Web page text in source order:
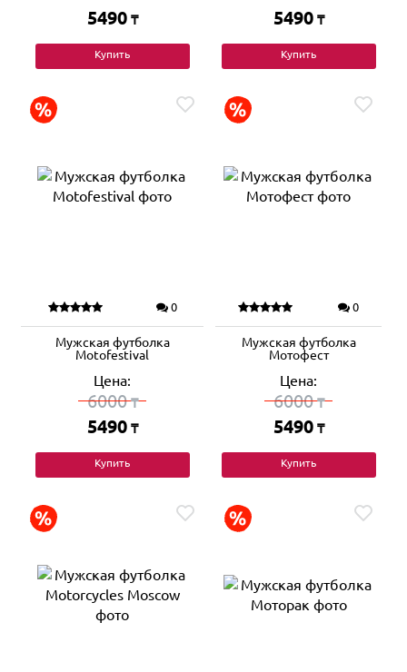
5490 ₸
Купить
5490 ₸
Купить
0
Мужская футболка
Motofestival
Цена:
6000₸
5490 ₸
Купить
0
Мужская футболка
Мотофест
Цена:
6000₸
5490 ₸
Купить